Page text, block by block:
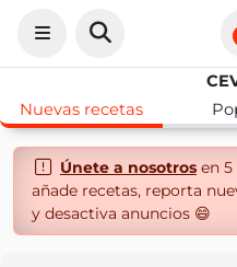
Nuevas recetas
Únete a nosotrosen 5
añade recetas, reporta
y desactiva anuncios 😄